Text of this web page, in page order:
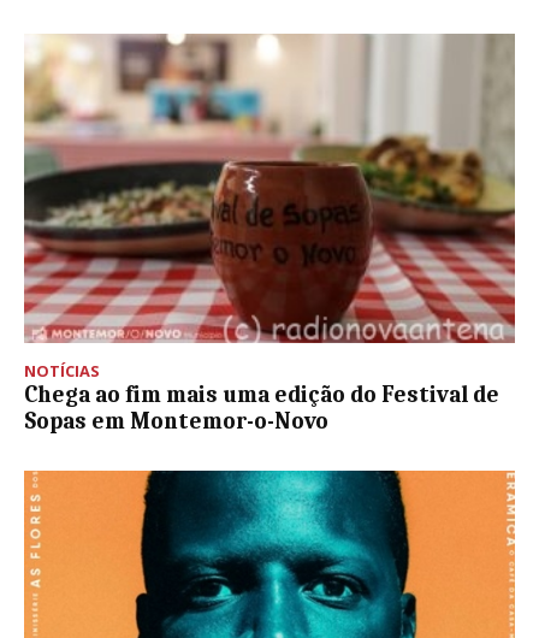
NOTÍCIAS
Chega ao fim mais uma edição do Festival de
Sopas em Montemor-o-Novo